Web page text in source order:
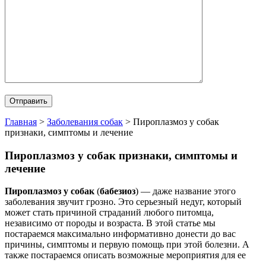
Главная > Заболевания собак > Пироплазмоз у собак
признаки, симптомы и лечение
Пироплазмоз у собак признаки, симптомы и
лечение
Пироплазмоз у собак(бабезиоз) — даже название этого
заболевания звучит грозно. Это серьезный недуг, который
может стать причиной страданий любого питомца,
независимо от породы и возраста. В этой статье мы
постараемся максимально информативно донести до вас
причины, симптомы и первую помощь при этой болезни. А
также постараемся описать возможные мероприятия для ее